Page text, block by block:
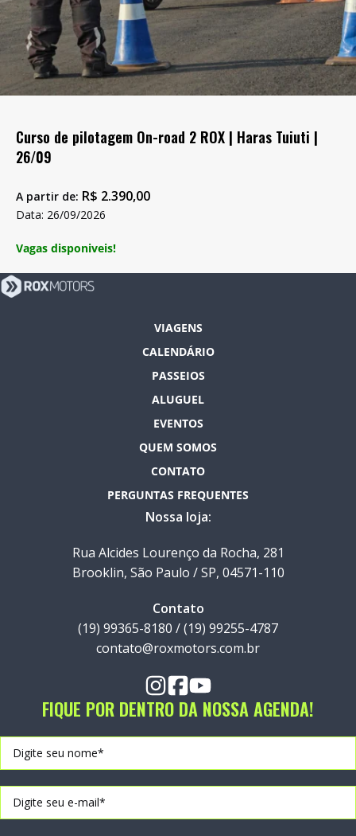
Curso de pilotagem On-road 2 ROX | Haras Tuiuti |
26/09
A partir de: R$ 2.390,00
Data: 26/09/2026
Vagas disponiveis!
VIAGENS
CALENDÁRIO
PASSEIOS
ALUGUEL
EVENTOS
QUEM SOMOS
CONTATO
PERGUNTAS FREQUENTES
Nossa loja:
Rua Alcides Lourenço da Rocha, 281
Brooklin, São Paulo / SP, 04571-110
Contato
(19) 99365-8180 / (19) 99255-4787
contato@roxmotors.com.br
FIQUE POR DENTRO DA NOSSA AGENDA!